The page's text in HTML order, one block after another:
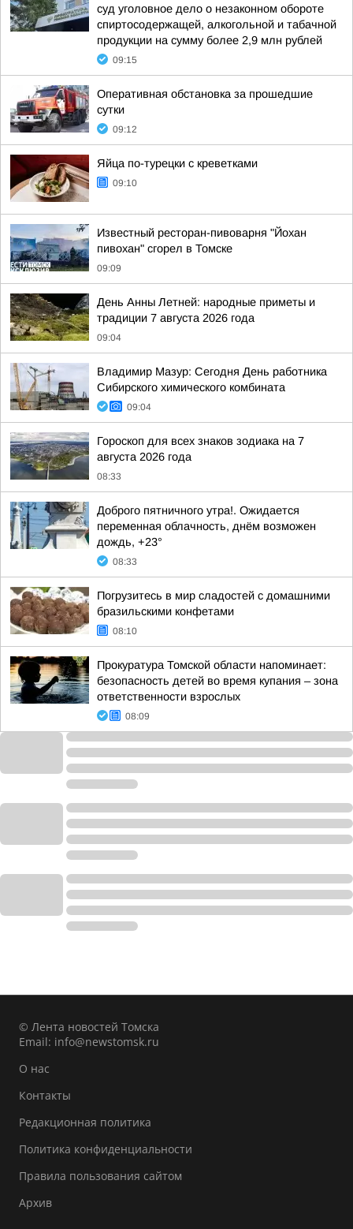
суд уголовное дело о незаконном обороте
спиртосодержащей, алкогольной и табачной
продукции на сумму более 2,9 млн рублей
09:15
Оперативная обстановка за прошедшие
сутки
09:12
Яйца по-турецки с креветками
09:10
Известный ресторан-пивоварня "Йохан
пивохан" сгорел в Томске
09:09
День Анны Летней: народные приметы и
традиции 7 августа 2026 года
09:04
Владимир Мазур: Сегодня День работника
Сибирского химического комбината
09:04
Гороскоп для всех знаков зодиака на 7
августа 2026 года
08:33
Доброго пятничного утра!. Ожидается
переменная облачность, днём возможен
дождь, +23°
08:33
Погрузитесь в мир сладостей с домашними
бразильскими конфетами
08:10
Прокуратура Томской области напоминает:
безопасность детей во время купания – зона
ответственности взрослых
08:09
© Лента новостей Томска
Email: info@newstomsk.ru
О нас
Контакты
Редакционная политика
Политика конфиденциальности
Правила пользования сайтом
Архив